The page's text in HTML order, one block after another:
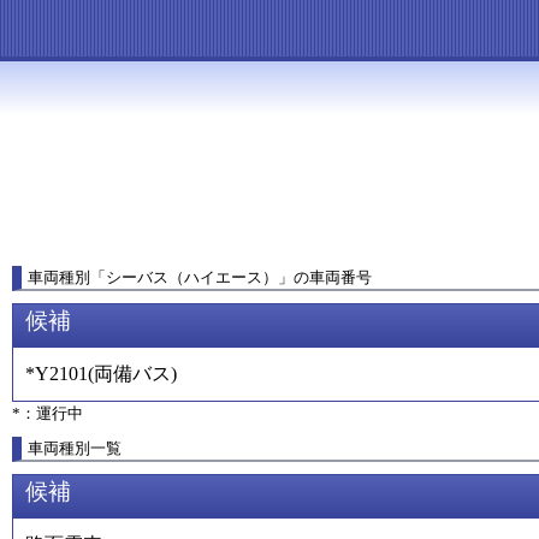
車両種別 「 シーバス（ハイエース） 」 の車両番号
候補
*Y2101(両備バス)
*：運行中
車両種別一覧
候補